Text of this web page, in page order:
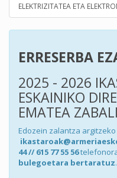
ELEKTRIZITATEA ETA
ERRESERBA
2025 - 2026
ESKAINIKO
EMATEA
Edozein zalantza
44 // 615 77 55 56
bulegoetara bertaratuz.